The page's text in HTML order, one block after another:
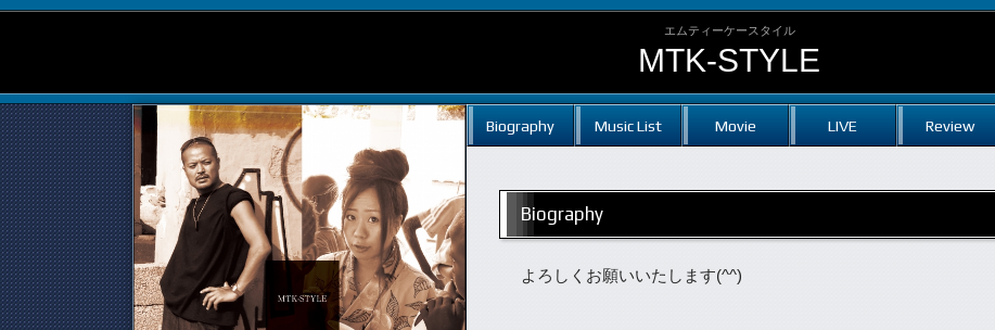
エムティーケースタイル
MTK-STYLE
Biography Music List Movie LIVE Review
Biography
よろしくお願いいたします(^^)